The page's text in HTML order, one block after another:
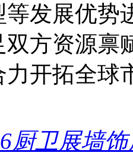
发展优势
双方资源禀
开拓全球
厨卫展墙